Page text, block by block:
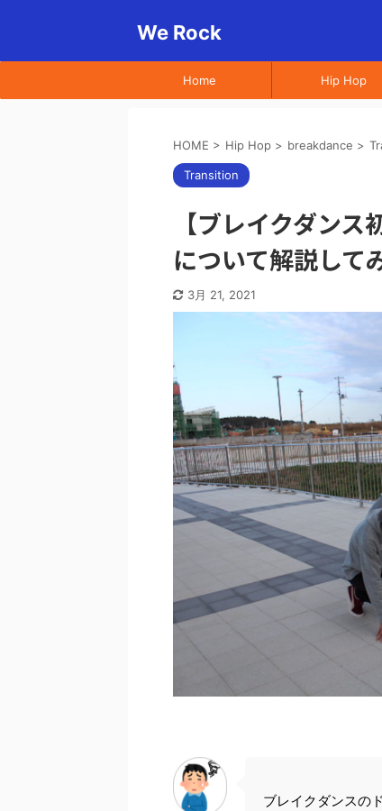
We Rock
Home Hip Hop
HOME > Hip Hop > breakdance >
Transition
【ブレイクダン
について解説して
3月 21, 2021
ブレイクダンスの